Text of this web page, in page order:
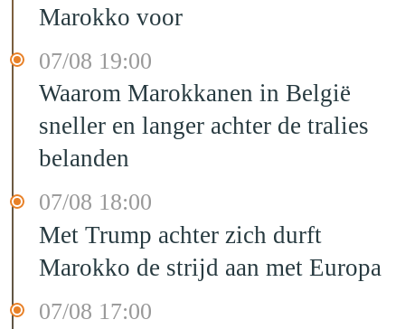
Marokko voor
07/08 19:00
Waarom Marokkanen in België
sneller en langer achter de tralies
belanden
07/08 18:00
Met Trump achter zich durft
Marokko de strijd aan met Europa
07/08 17:00